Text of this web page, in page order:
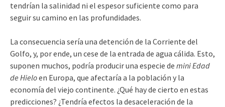
tendrían la salinidad ni el espesor suficiente como para
seguir su camino en las profundidades.
La consecuencia sería una detención de la Corriente del
Golfo, y, por ende, un cese de la entrada de agua cálida. Esto,
suponen muchos, podría producir una especie de mini Edad
de Hieloen Europa, que afectaría a la población y la
economía del viejo continente. ¿Qué hay de cierto en estas
predicciones? ¿Tendría efectos la desaceleración de la